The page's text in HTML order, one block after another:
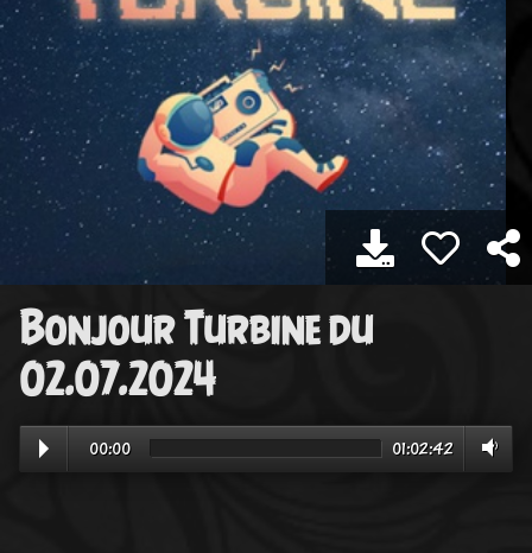
Bonjour Turbine du
02.07.2024
00:00 01:02:42